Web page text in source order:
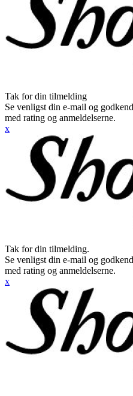
Tak for din tilmelding
Se venligst din e-mail og
med rating og anmeldelserne.
x
Tak for din tilmelding.
Se venligst din e-mail og
med rating og anmeldelserne.
x